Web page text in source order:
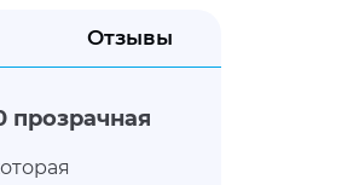
Отзывы
прозрачная